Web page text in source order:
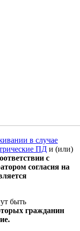
в случае
ПД и (или)
с
согласия на
быть
гражданин